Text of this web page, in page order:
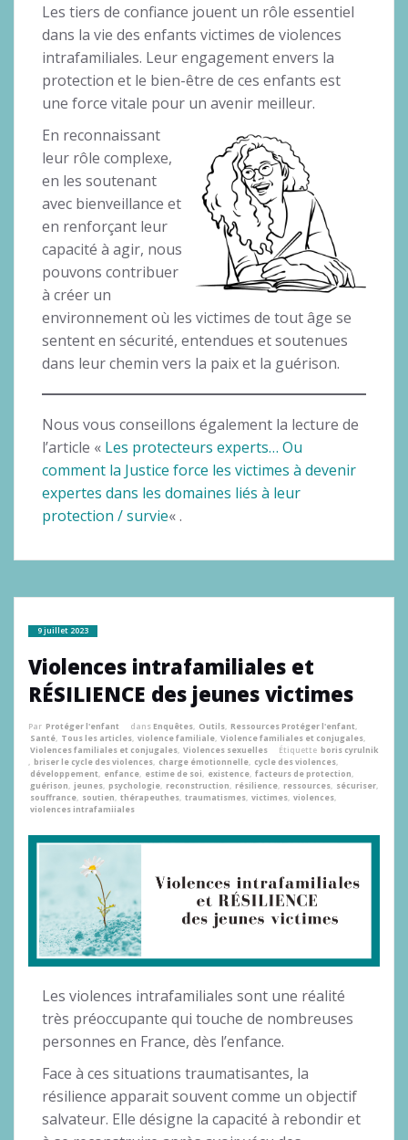
Les tiers de confiance jouent un rôle essentiel
dans la vie des enfants victimes de violences
intrafamiliales. Leur engagement envers la
protection et le bien-être de ces enfants est
une force vitale pour un avenir meilleur.
En reconnaissant
leur rôle complexe,
en les soutenant
avec bienveillance et
en renforçant leur
capacité à agir, nous
pouvons contribuer
à créer un
environnement où les victimes de tout âge se
sentent en sécurité, entendues et soutenues
dans leur chemin vers la paix et la guérison.
Nous vous conseillons également la lecture de
l’article « Les protecteurs experts… Ou
comment la Justice force les victimes à devenir
expertes dans les domaines liés à leur
protection / survie« .
9 juillet 2023
Violences intrafamiliales et
RÉSILIENCE des jeunes victimes
Par Protéger l'enfant dansEnquêtes, Outils, Ressources Protéger l'enfant,
Santé, Tous les articles, violence familiale, Violence familiales et conjugales,
Violences familiales et conjugales, Violences sexuelles Étiquette boris cyrulnik
, briser le cycle des violences, charge émotionnelle, cycle des violences,
développement, enfance, estime de soi, existence, facteurs de protection,
guérison, jeunes, psychologie, reconstruction, résilience, ressources, sécuriser,
souffrance, soutien, thérapeuthes, traumatismes, victimes, violences,
violences intrafamiiales
Les violences intrafamiliales sont une réalité
très préoccupante qui touche de nombreuses
personnes en France, dès l’enfance.
Face à ces situations traumatisantes, la
résilience apparait souvent comme un objectif
salvateur. Elle désigne la capacité à rebondir et